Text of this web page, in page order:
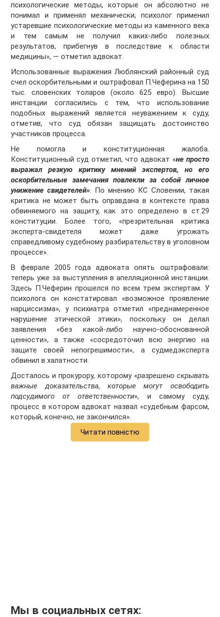
психологические методы, которые он абсолютно не
понимал и применял механически; психолог применил
устаревшие психологические методы из каменного века
и тем самым не получил каких-либо полезных
результатов, прибегнув в последствие к области
медицины», — отметил адвокат.
Использованные выражения Люблянский районный суд
счел оскорбительными и оштрафовал П.Чеферина на 150
тыс. словенских толаров (около 625 евро). Высшие
инстанции согласились с тем, что использование
подобных выражений является неуважением к суду,
отметив, что суд обязан защищать достоинство
участников процесса.
Не помогла и конституционная жалоба.
Конституционный суд отметил, что адвокат «не просто
выражал резкую критику мнений экспертов, но его
оскорбительные замечания повлекли за собой личное
унижение свидетелей». По мнению КС Словении, такая
критика не может быть оправдана в контексте права
обвиняемого на защиту, как это определено в ст.29
конституции. Более того, «презрительная критика
эксперта-свидетеля может даже угрожать
справедливому судебному разбирательству в уголовном
процессе».
В феврале 2005 года адвоката опять оштрафовали:
теперь уже за выступления в апелляционной инстанции.
Здесь П.Чеферин прошелся по всем трем экспертам. У
психолога он констатировал «возможное проявление
нарциссизма», у психиатра отметил «преднамеренное
нарушение этической этики», поскольку он делал
заявления «без какой-либо научно-обоснованной
ценности», а также «сосредоточил всю энергию на
защите своей непогрешимости», а судмедэксперта
обвинил в халатности.
Досталось и прокурору, которому «разрешено скрывать
важные доказательства, которые могут освободить
подсудимого от ответственности», и самому суду,
процесс в котором адвокат назвал «судебным фарсом,
который, конечно, не закончился».
Читати повністю
Мы в социальных сетях: